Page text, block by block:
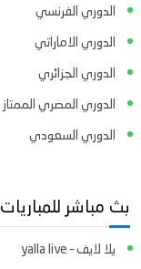
الدوري الفرنسي
الدوري الاماراتي
الدوري الجزائري
الدوري المصري الممتاز
الدوري السعودي
بث مباشر للمباريات
يلا لايف – yalla live